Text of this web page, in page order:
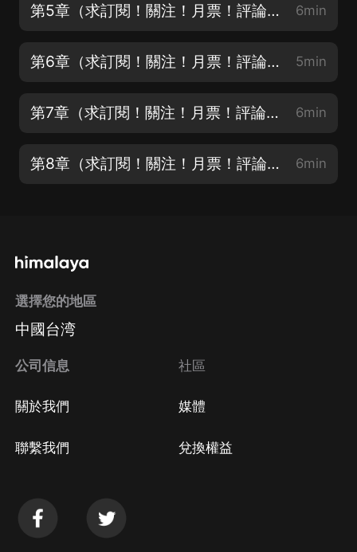
第5章（求訂閱！關注！月票！評論！） 6min
第6章（求訂閱！關注！月票！評論！） 5min
第7章（求訂閱！關注！月票！評論！） 6min
第8章（求訂閱！關注！月票！評論！） 6min
選擇您的地區
中國台湾
公司信息
關於我們
聯繫我們
社區
媒體
兌換權益